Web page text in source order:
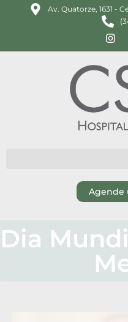
Av. Quatorze, 1631 -
Agende
Dia